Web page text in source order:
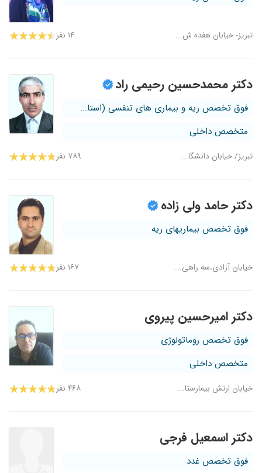
تبریز- خیابان هفده ش... ۱۴ نفر
دکتر محمدحسین رحیمی راد
فوق تخصص ریه و بیماری های تنفسی (استا...
متخصص داخلی
تبریز/ خیابان دانشگا... ۷۸۹ نفر
دکتر حامد ولی زاده
فوق تخصص بیماریهای ریه
خیابان آزادی،سه راهی... ۱۶۷ نفر
دکتر امیرحسین پیروی
فوق تخصص روماتولوژی
متخصص داخلی
خیابان ارتش بیمارستا... ۴۶۸ نفر
دکتر اسمعیل فرجی
فوق تخصص غدد